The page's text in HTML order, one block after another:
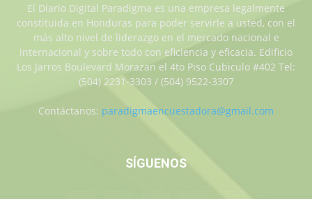
El Diario Digital Paradigma es una empresa legalmente
constituida en Honduras para poder servirle a usted, con el
más alto nivel de liderazgo en el mercado nacional e
internacional y sobre todo con eficiencia y eficacia. Edificio
Los Jarros Boulevard Morazan el 4to Piso Cubiculo #402 Tel:
(504) 2231-3303 / (504) 9522-3307
Contáctanos: paradigmaencuestadora@gmail.com
SÍGUENOS